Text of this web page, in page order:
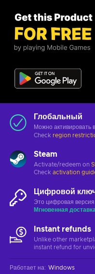
Глобальный
Можно активировать в
Check region
Steam
Activate/redeem on
Check activation
Цифровой
Это цифровая версия
Мгновенная доставка
Instant refunds
Unlike other
instant refund for
Работает на: Windows